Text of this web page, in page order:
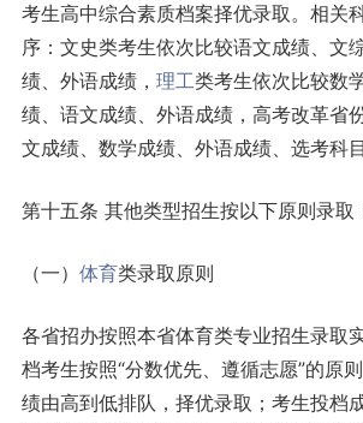
考生高中综合素质档案择优录取。相关
序：文史类考生依次比较语文成绩、文
绩、外语成绩， 理工类考生依次比较数
绩、语文成绩、外语成绩，高考改革省
文成绩、数学成绩、外语成绩、选考科
第十五条 其他类型招生按以下原则录取
（一） 体育类录取原则
各省招办按照本省体育类专业招生录取
档考生按照“分数优先、遵循志愿”的原
绩由高到低排队，择优录取；考生投档